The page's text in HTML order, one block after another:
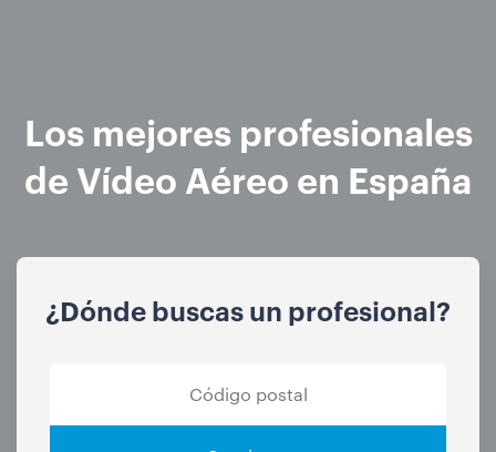
Los mejores profesionales
de Vídeo Aéreo en España
¿Dónde buscas un profesional?